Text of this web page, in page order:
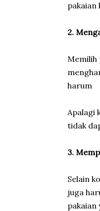
pakaian
2.
Memilih
harum
Apalagi
tidak
3.
Selain
juga
pakaian